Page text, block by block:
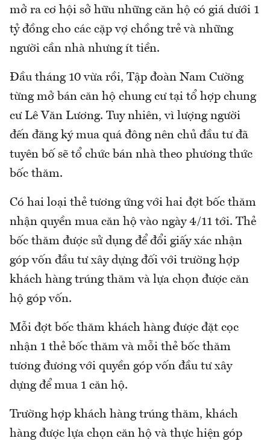
mở ra cơ hội sở hữu những căn hộ có giá dưới 1
tỷ đồng cho các cặp vợ chồng trẻ và những
người cần nhà nhưng ít tiền.
Đầu tháng 10 vừa rồi, Tập đoàn Nam Cường
từng mở bán căn hộ chung cư tại tổ hợp chung
cư Lê Văn Lương. Tuy nhiên, vì lượng người
đến đăng ký mua quá đông nên chủ đầu tư đã
tuyên bố sẽ tổ chức bán nhà theo phương thức
bốc thăm.
Có hai loại thẻ tương ứng với hai đợt bốc thăm
nhận quyền mua căn hộ vào ngày 4/11 tới. Thẻ
bốc thăm được sử dụng để đổi giấy xác nhận
góp vốn đầu tư xây dựng đối với trường hợp
khách hàng trúng thăm và lựa chọn được căn
hộ góp vốn.
Mỗi đợt bốc thăm khách hàng được đặt cọc
nhận 1 thẻ bốc thăm và mỗi thẻ bốc thăm
tương đương với quyền góp vốn đầu tư xây
dựng để mua 1 căn hộ.
Trường hợp khách hàng trúng thăm, khách
hàng được lựa chọn căn hộ và thực hiện góp